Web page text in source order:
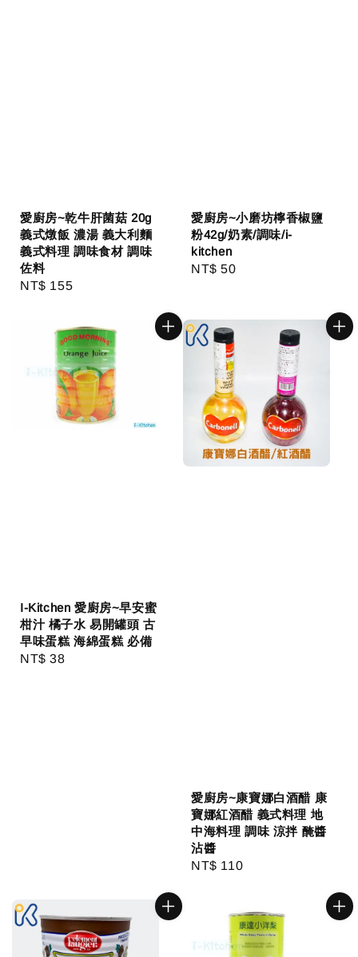
愛廚房~乾牛肝菌菇 20g
義式燉飯 濃湯 義大利麵
義式料理 調味食材 調味
佐料
Regular
NT$ 155
愛廚房~小磨坊檸香椒鹽
粉42g/奶素/調味/i-
kitchen
Regular
NT$ 50
I-Kitchen 愛廚房~早安蜜
柑汁 橘子水 易開罐頭 古
早味蛋糕 海綿蛋糕 必備
Regular
NT$ 38
愛廚房~康寶娜白酒醋 康
寶娜紅酒醋 義式料理 地
中海料理 調味 涼拌 醃醬
沾醬
Regular
NT$ 110